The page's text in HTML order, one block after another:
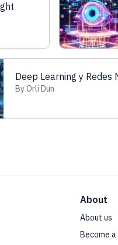
Deep Learning y
By Orli Dun
About
About us
Become